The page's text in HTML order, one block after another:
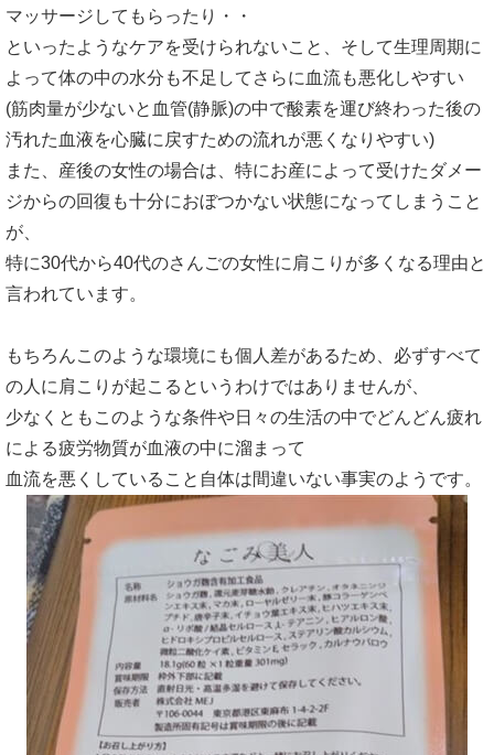
マッサージしてもらったり・・
といったようなケアを受けられないこと、そして生理周期に
よって体の中の水分も不足してさらに血流も悪化しやすい
(筋肉量が少ないと血管(静脈)の中で酸素を運び終わった後の
汚れた血液を心臓に戻すための流れが悪くなりやすい)
また、産後の女性の場合は、特にお産によって受けたダメー
ジからの回復も十分におぼつかない状態になってしまうこと
が、
特に30代から40代のさんごの女性に肩こりが多くなる理由と
言われています。
もちろんこのような環境にも個人差があるため、必ずすべて
の人に肩こりが起こるというわけではありませんが、
少なくともこのような条件や日々の生活の中でどんどん疲れ
による疲労物質が血液の中に溜まって
血流を悪くしていること自体は間違いない事実のようです。